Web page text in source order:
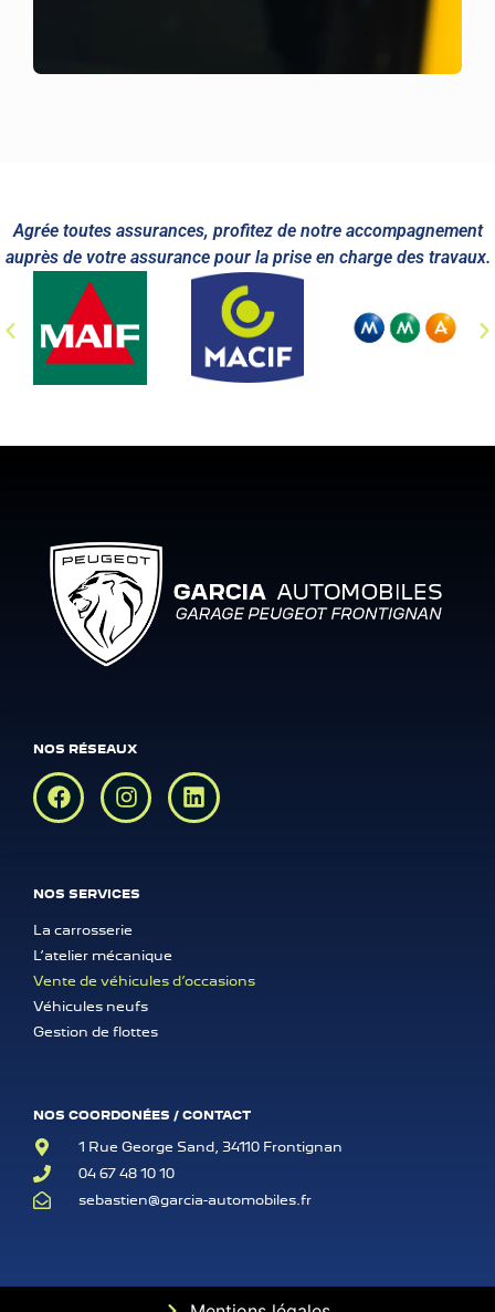
Agrée toutes assurances, profitez de notre accompagnement
auprès de votre assurance pour la prise en charge des travaux.
NOS COORDONÉES / CONTACT
1 Rue George Sand, 34110 Frontignan
04 67 48 10 10
sebastien@garcia-automobiles.fr
NOS SERVICES
La carrosserie
L’atelier mécanique
Vente de véhicules d’occasions
Véhicules neufs
Gestion de flottes
NOS RÉSEAUX